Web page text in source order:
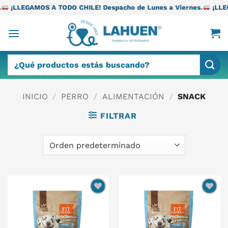
Saltar
contenido
TODO CHILE! Despacho de Lunes a Viernes. ¡LLEGAMOS A
por:
INICIO / PERRO / ALIMENTACIÓN / SNACK
FILTRAR